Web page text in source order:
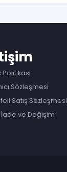
Politikası
Sözleşmesi
Satış Sözleşmesi
İade ve Değişim